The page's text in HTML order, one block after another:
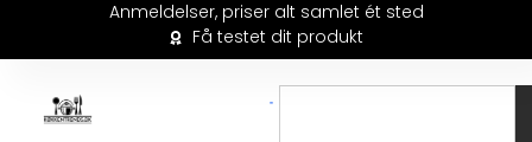
Anmeldelser, priser alt samlet ét sted
Få testet dit produkt